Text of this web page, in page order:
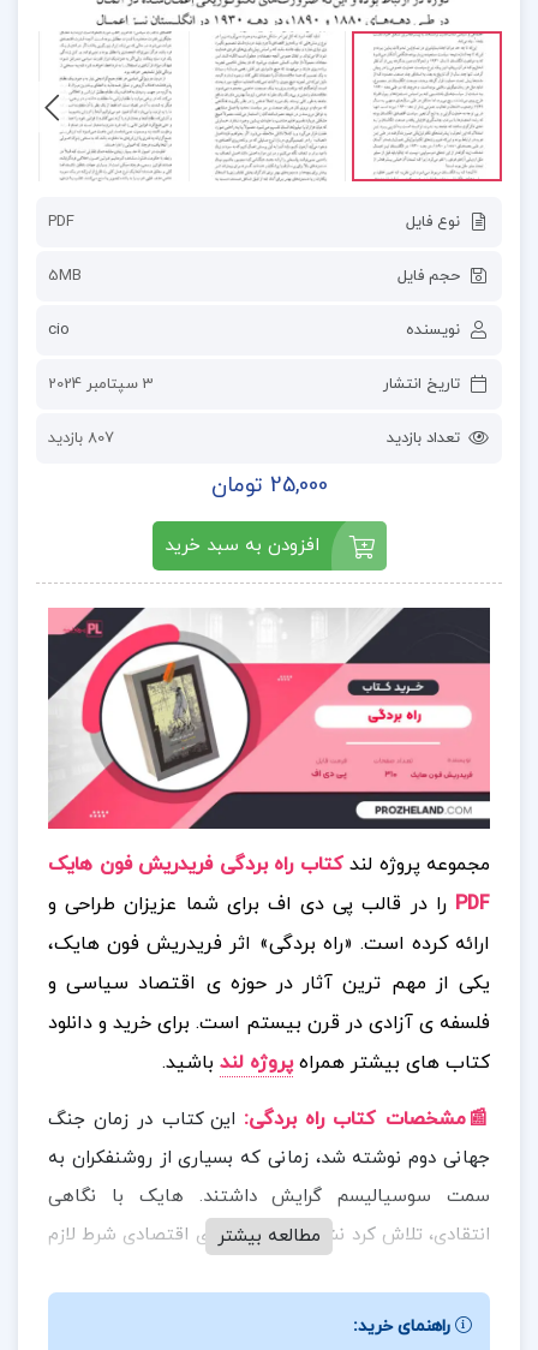
نوع فایل PDF
حجم فایل 5MB
نویسنده cio
تاریخ انتشار 3 سپتامبر 2024
تعداد بازدید 807 بازدید
25,000 تومان
افزودن به سبد خرید
مجموعه پروژه لندکتاب راه بردگی فریدریش فون هایک
PDF را در قالب پی دی اف برای شما عزیزان طراحی و
ارائه کرده است. «راه بردگی» اثر فریدریش فون هایک،
یکی از مهم‌ ترین آثار در حوزه‌ ی اقتصاد سیاسی و
فلسفه‌ ی آزادی در قرن بیستم است. برای خرید و دانلود
کتاب های بیشتر همراهپروژه لند باشید.
📰مشخصات کتاب راه بردگی: این کتاب در زمان جنگ
جهانی دوم نوشته شد، زمانی که بسیاری از روشنفکران به
سمت سوسیالیسم گرایش داشتند. هایک با نگاهی
انتقادی، تلاش کرد نشان دهد که آزادی اقتصادی شرط لازم
نخواهد ماند.
مطالعه بیشتر
راهنمای خرید: